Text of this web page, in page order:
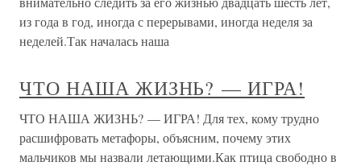
из года в год, иногда с перерывами, иногда неделя за
неделей.Так началась наша
ЧТО НАША ЖИЗНЬ? — ИГРА!
ЧТО НАША ЖИЗНЬ? — ИГРА! Для тех, кому трудно
расшифровать метафоры, объясним, почему этих
мальчиков мы назвали летающими.Как птица свободно в